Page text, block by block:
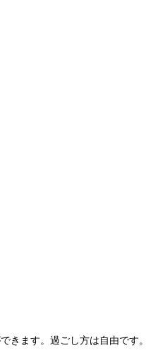
きます。過ごし方は自由です。